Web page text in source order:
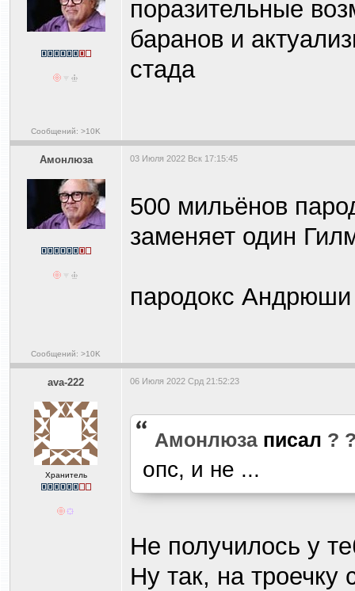
Сообщений: >10K
поразительные
баранов и
стада
Амонлюза
Сообщений: >10K
03 Июля 2022 Вск 17:15:45
500 мильёнов
заменяет один
пародокс
ava-222
Хранитель
06 Июля 2022 Срд 21:52:23
Амонлюза писал ?
опс, и не ...
Не получилось у
Ну так, на троечку